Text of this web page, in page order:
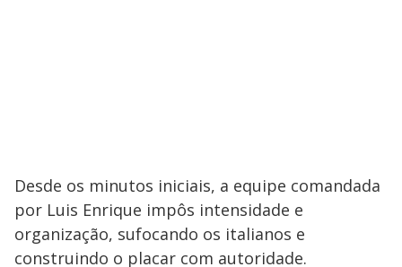
Desde os minutos iniciais, a equipe comandada
por Luis Enrique impôs intensidade e
organização, sufocando os italianos e
construindo o placar com autoridade.